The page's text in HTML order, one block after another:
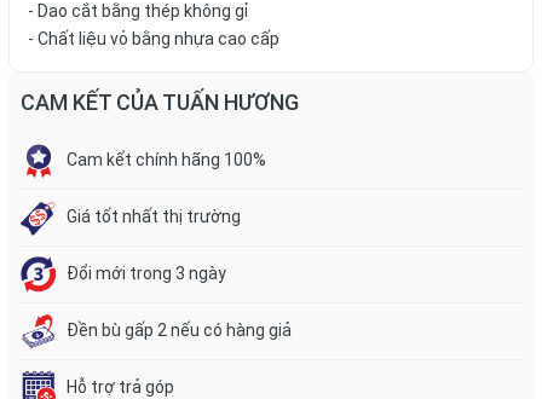
- Dao cắt bằng thép không gỉ
- Chất liệu vỏ bằng nhựa cao cấp
CAM KẾT CỦA TUẤN HƯƠNG
Cam kết chính hãng 100%
Giá tốt nhất thị trường
Đổi mới trong 3 ngày
Đền bù gấp 2 nếu có hàng giả
Hỗ trợ trả góp